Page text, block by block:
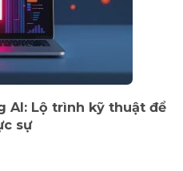
AI: Lộ trình kỹ thuật để
sự